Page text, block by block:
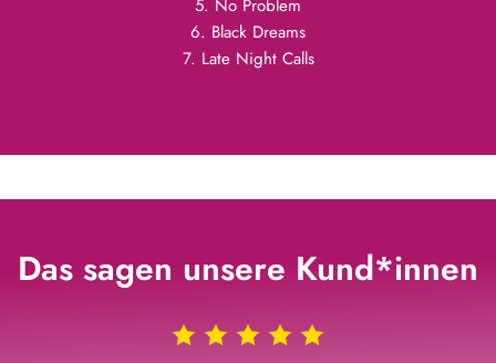
5. No Problem
6. Black Dreams
7. Late Night Calls
Das sagen unsere Kund*innen